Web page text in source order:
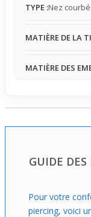
quotidien,
simplement en
TYPE :Nez courbé
MATIÈRE DE LA
MATIÈRE DES
GUIDE DES
Pour votre
piercing, voici